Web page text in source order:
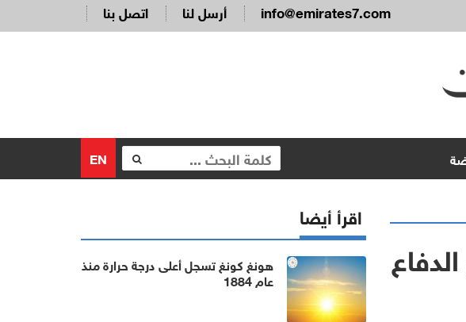
اتصل بنا أرسل لنا info@emirates7.com
EN
اقرأ أيضا
هونغ كونغ تسجل أعلى درجة حرارة منذ
عام 1884